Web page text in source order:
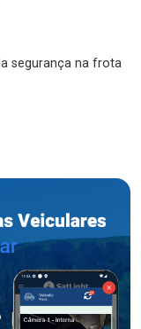
segurança na frota